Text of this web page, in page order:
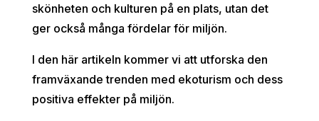
skönheten och kulturen på en plats, utan det
ger också många fördelar för miljön.
I den här artikeln kommer vi att utforska den
framväxande trenden med ekoturism och dess
positiva effekter på miljön.